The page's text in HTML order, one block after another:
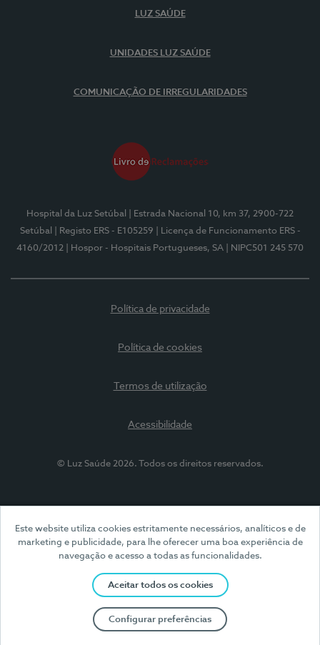
Este website utiliza cookies estritamente necessários, analíticos e de
marketing e publicidade, para lhe oferecer uma boa experiência de
navegação e acesso a todas as funcionalidades.
Aceitar todos os cookies
Configurar preferências
LUZ SAÚDE
UNIDADES LUZ SAÚDE
COMUNICAÇÃO DE IRREGULARIDADES
Hospital da Luz Setúbal
| Estrada Nacional 10, km 37, 2900-722
Setúbal
| Registo ERS - E105259
| Licença de Funcionamento ERS -
4160/2012
| Hospor - Hospitais Portugueses, SA | NIPC501 245 570
Política de privacidade
Política de cookies
Termos de utilização
Acessibilidade
© Luz Saúde 2026. Todos os direitos reservados.